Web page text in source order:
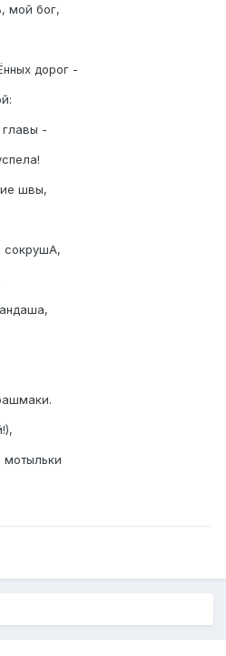
мой бог,
дорог -
-
швы,
сокрушА,
мотыльки